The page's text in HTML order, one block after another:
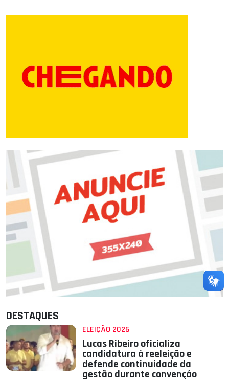
DESTAQUES
ELEIÇÃO 2026
Lucas Ribeiro oficializa
candidatura à reeleição e
defende continuidade da
gestão durante convenção